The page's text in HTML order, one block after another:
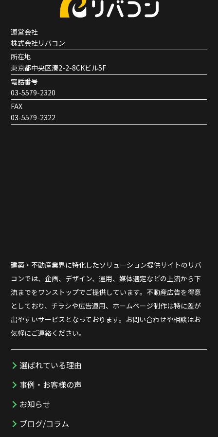
運営会社
株式会社リバコン
所在地
東京都中央区湊2-2-8CKビル5F
電話番号
03-5579-2320
FAX
03-5579-2322
建築・不動産業界に特化したソリューション提供サイトのリバ
コンでは、企画、デザイン、運用、媒体選定などの上流から下
流までをワンストップでご提供しています。不動産広告を得意
としており、チラシや広告運用、ホームページ制作は特に差が
出やすいサービスとなっております。お問い合わせや相談はお
気軽にご連絡ください。
選ばれている理由
事例・お客様の声
お知らせ
ブログ/コラム